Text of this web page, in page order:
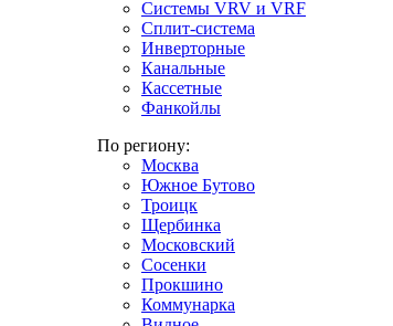
Системы VRV и VRF
Сплит-система
Инверторные
Канальные
Кассетные
Фанкойлы
По региону:
Москва
Южное Бутово
Троицк
Щербинка
Московский
Сосенки
Прокшино
Коммунарка